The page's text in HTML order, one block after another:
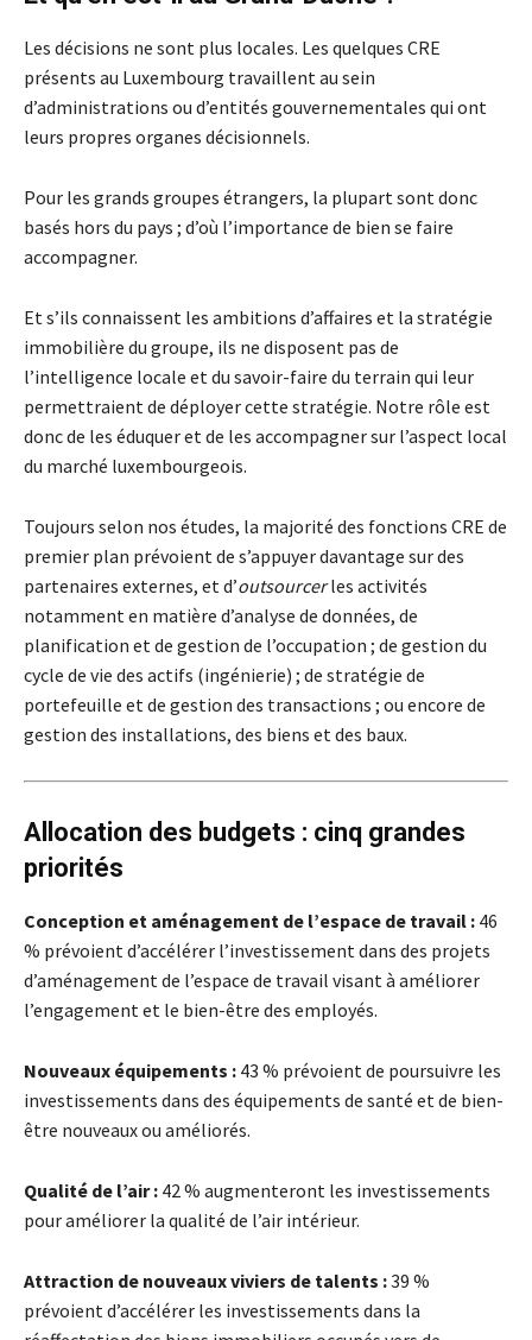
Les décisions ne sont plus locales. Les quelques CRE
présents au Luxembourg travaillent au sein
d’administrations ou d’entités gouvernementales qui ont
leurs propres organes décisionnels.
Pour les grands groupes étrangers, la plupart sont donc
basés hors du pays ; d’où l’importance de bien se faire
accompagner.
Et s’ils connaissent les ambitions d’affaires et la stratégie
immobilière du groupe, ils ne disposent pas de
l’intelligence locale et du savoir-faire du terrain qui leur
permettraient de déployer cette stratégie. Notre rôle est
donc de les éduquer et de les accompagner sur l’aspect local
du marché luxembourgeois.
Toujours selon nos études, la majorité des fonctions CRE de
premier plan prévoient de s’appuyer davantage sur des
partenaires externes, et d’outsourcerles activités
notamment en matière d’analyse de données, de
planification et de gestion de l’occupation ; de gestion du
cycle de vie des actifs (ingénierie) ; de stratégie de
portefeuille et de gestion des transactions ; ou encore de
gestion des installations, des biens et des baux.
Allocation des budgets : cinq grandes
priorités
Conception et aménagement de l’espace de travail : 46
% prévoient d’accélérer l’investissement dans des projets
d’aménagement de l’espace de travail visant à améliorer
l’engagement et le bien-être des employés.
Nouveaux équipements : 43 % prévoient de poursuivre les
investissements dans des équipements de santé et de bien-
être nouveaux ou améliorés.
Qualité de l’air : 42 % augmenteront les investissements
pour améliorer la qualité de l’air intérieur.
Attraction de nouveaux viviers de talents :39 %
prévoient d’accélérer les investissements dans la